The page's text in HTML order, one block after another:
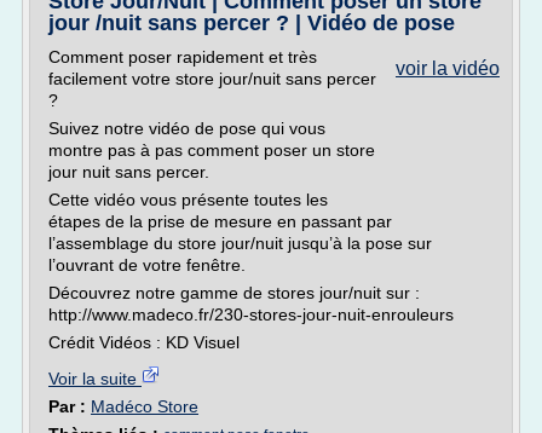
jour /nuit sans percer ? | Vidéo de pose
voir la vidéo
Comment poser rapidement et très
facilement votre store jour/nuit sans percer
?
Suivez notre vidéo de pose qui vous
montre pas à pas comment poser un store
jour nuit sans percer.
Cette vidéo vous présente toutes les
étapes de la prise de mesure en passant par
l’assemblage du store jour/nuit jusqu’à la pose sur
l’ouvrant de votre fenêtre.
Découvrez notre gamme de stores jour/nuit sur :
http://www.madeco.fr/230-stores-jour-nuit-enrouleurs
Crédit Vidéos : KD Visuel
Voir la suite
Par : Madéco Store